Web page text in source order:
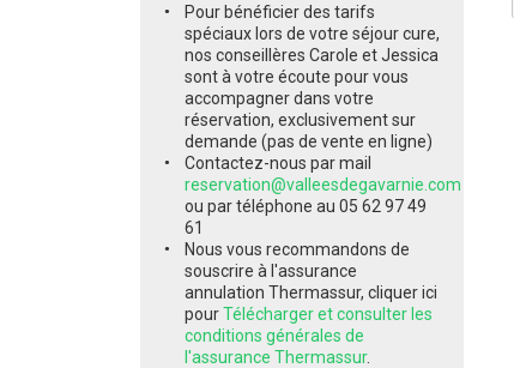
Pour bénéficier des tarifs
spéciaux lors de votre séjour cure,
nos conseillères Carole et Jessica
sont à votre écoute pour vous
accompagner dans votre
réservation, exclusivement sur
demande (pas de vente en ligne)
Contactez-nous par mail
reservation@valleesdegavarnie.com
ou par téléphone au 05 62 97 49
61
Nous vous recommandons de
souscrire à l'assurance
annulation Thermassur, cliquer ici
pourTélécharger et consulter les
conditions générales de
l'assurance Thermassur.